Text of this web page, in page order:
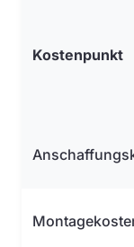
Kostenpunkt